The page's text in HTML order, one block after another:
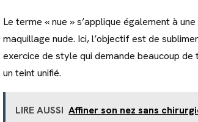
Le terme « nue » s’applique également à
maquillage nude. Ici, l’objectif est de
exercice de style qui demande beaucoup
un teint unifié.
LIRE AUSSI Affiner son nez sans